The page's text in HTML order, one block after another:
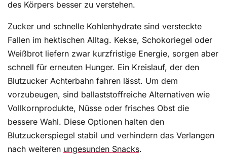
des Körpers besser zu verstehen.
Zucker und schnelle Kohlenhydrate sind versteckte
Fallen im hektischen Alltag. Kekse, Schokoriegel oder
Weißbrot liefern zwar kurzfristige Energie, sorgen aber
schnell für erneuten Hunger. Ein Kreislauf, der den
Blutzucker Achterbahn fahren lässt. Um dem
vorzubeugen, sind ballaststoffreiche Alternativen wie
Vollkornprodukte, Nüsse oder frisches Obst die
bessere Wahl. Diese Optionen halten den
Blutzuckerspiegel stabil und verhindern das Verlangen
nach weiteren ungesunden Snacks.